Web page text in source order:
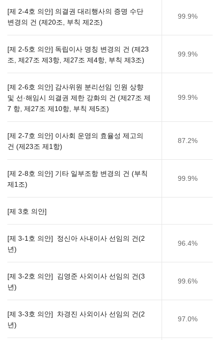
[제 2-4호 의안] 의결권 대리행사의 증명 수단
변경의 건 (제20조, 부칙 제2조)​
99.9%
[제 2-5호 의안] 독립이사 명칭 변경의 건 (제23
조, 제27조 제3항, 제27조 제4항, 부칙 제3조)​
99.9%
[제 2-6호 의안] 감사위원 분리선임 인원 상향
및 선·해임시 의결권 제한 강화의 건 (제27조 제
7 항, 제27조 제10항, 부칙 제5조)
99.9%
[제 2-7호 의안] 이사회 운영의 효율성 제고의
건 (제23조 제1항)
87.2%
[제 2-8호 의안] 기타 일부조항 변경의 건 (부칙
제1조)
99.9%
[제 3호 의안]
[제 3-1호 의안] 정신아 사내이사 선임의 건(2
년)
96.4%
[제 3-2호 의안] 김영준 사외이사 선임의 건(3
년)
99.6%
[제 3-3호 의안] 차경진 사외이사 선임의 건(2
년)
97.0%